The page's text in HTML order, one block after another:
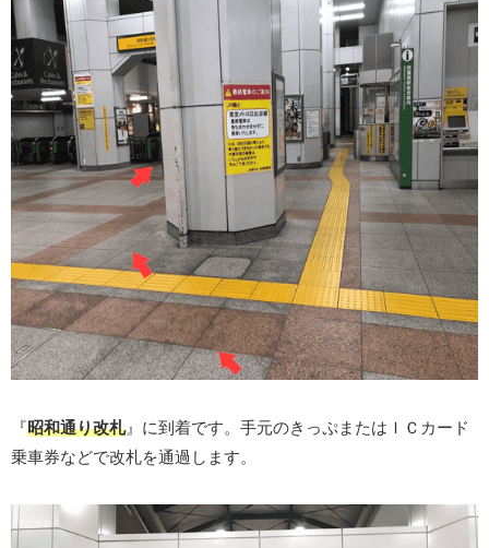
『昭和通り改札』に到着です。手元のきっぷまたはＩＣカード
乗車券などで改札を通過します。